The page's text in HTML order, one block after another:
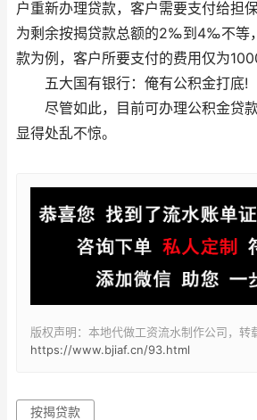
户重新办理贷款，客户需要支付给担
为剩余按揭贷款总额的2‰到4‰不等
款为例，客户所要支付的费用仅为
五大国有银行：俺有公积金打底!
尽管如此，目前可办理公积金贷
显得处乱不惊。
版权声明：本地代做工资流水制作公司，转
https://www.bjiaf.cn/93.html
按揭贷款